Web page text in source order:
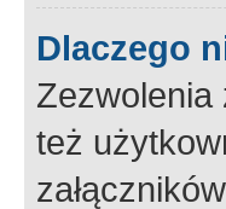
Dlaczego
Zezwolenia
też